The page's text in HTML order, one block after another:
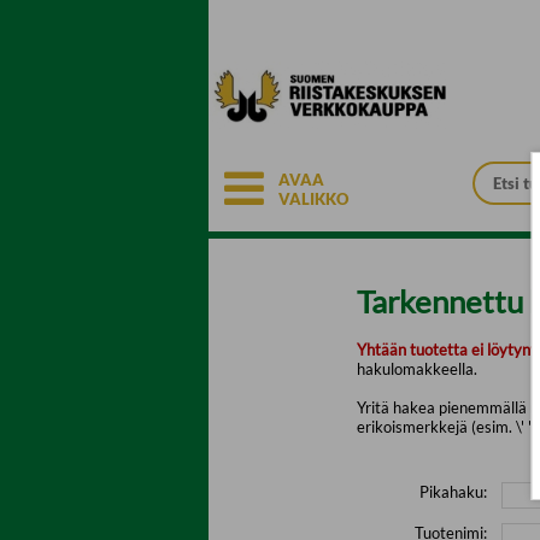
AVAA
VALIKKO
Tarkennettu
Yhtään tuotetta ei löytynyt.
hakulomakkeella.
Yritä hakea pienemmällä
erikoismerkkejä (esim. \' "
Pikahaku:
Tuotenimi: